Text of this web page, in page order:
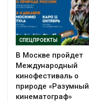
СПЕЦПРОЕКТЫ
В Москве пройдет
Международный
кинофестиваль о
природе «Разумный
кинематограф»